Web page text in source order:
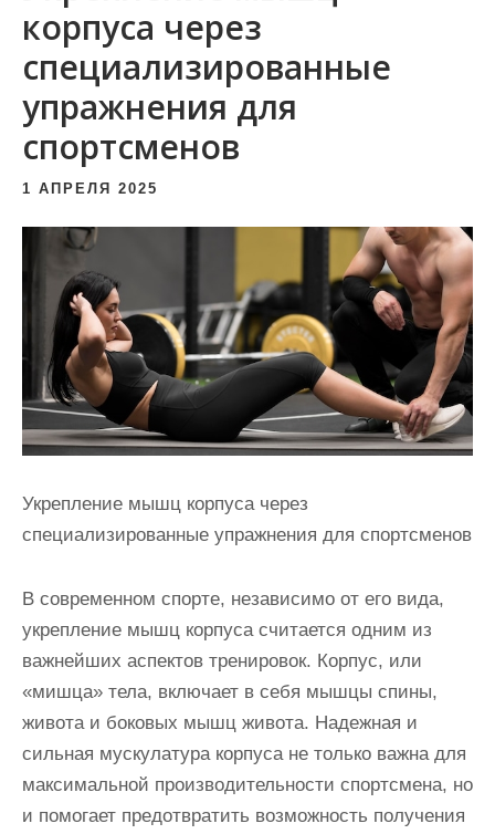
корпуса через
специализированные
упражнения для
спортсменов
1 АПРЕЛЯ 2025
Укрепление мышц корпуса через
специализированные упражнения для спортсменов
В современном спорте, независимо от его вида,
укрепление мышц корпуса считается одним из
важнейших аспектов тренировок. Корпус, или
«мишца» тела, включает в себя мышцы спины,
живота и боковых мышц живота. Надежная и
сильная мускулатура корпуса не только важна для
максимальной производительности спортсмена, но
и помогает предотвратить возможность получения